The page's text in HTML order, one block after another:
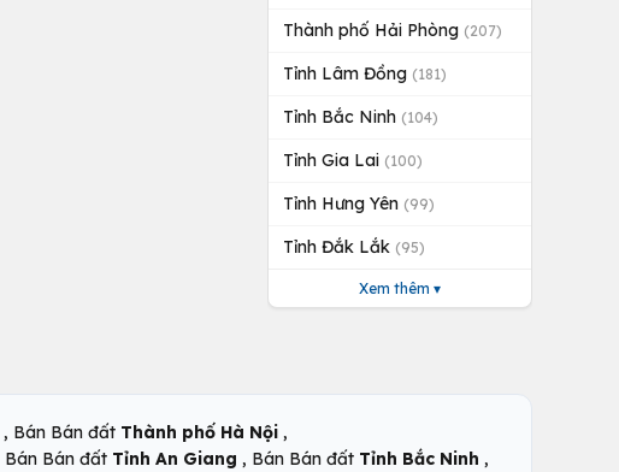
Thành phố Hải Phòng (207)
Tỉnh Lâm Đồng (181)
Tỉnh Bắc Ninh (104)
Tỉnh Gia Lai (100)
Tỉnh Hưng Yên (99)
Tỉnh Đắk Lắk (95)
Xem thêm ▾
, Bán Bán đất Thành phố Hà Nội ,
Bán Bán đất Tỉnh An Giang , Bán Bán đất Tỉnh Bắc Ninh ,